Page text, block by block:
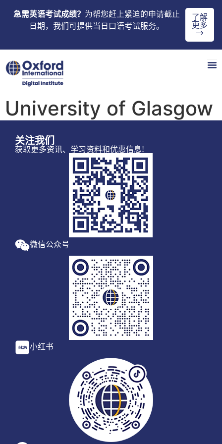
急需英语考试成绩？ 为帮您赶上紧迫的申请截止
日期，我们可提供当日口语考试服务。
了解
更多
→
University of Glasgow
关注我们
获取更多资讯、学习资料和优惠信息!
微信公众号
小红书